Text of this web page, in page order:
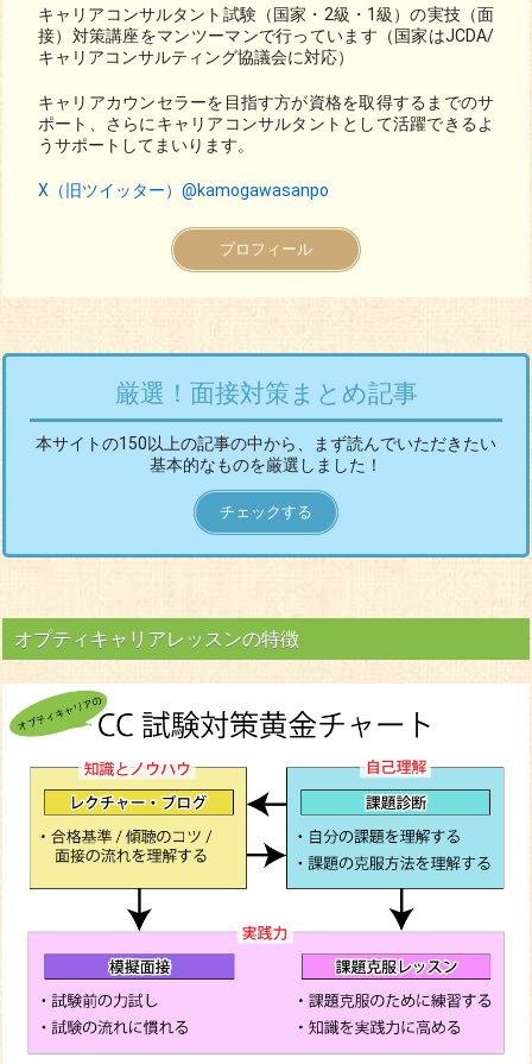
キャリアコンサルタント試験（国家・2級・1級）の実技（面
接）対策講座をマンツーマンで行っています（国家はJCDA/
キャリアコンサルティング協議会に対応）
キャリアカウンセラーを目指す方が資格を取得するまでのサ
ポート、さらにキャリアコンサルタントとして活躍できるよ
うサポートしてまいります。
X（旧ツイッター）@kamogawasanpo
プロフィール
厳選！面接対策まとめ記事
本サイトの150以上の記事の中から、まず読んでいただきたい
基本的なものを厳選しました！
チェックする
オプティキャリアレッスンの特徴